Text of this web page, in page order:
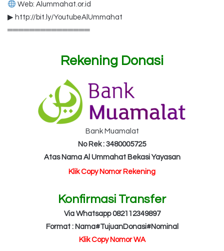
Web: Alummahat.or.id
▶ http://bit.ly/YoutubeAlUmmahat
═══════════════
Rekening Donasi
Bank Muamalat
No Rek : 3480005725
Atas Nama Al Ummahat Bekasi Yayasan
Klik Copy Nomor Rekening
Konfirmasi Transfer
Via Whatsapp 082112349897
Format : Nama#TujuanDonasi#Nominal
Klik Copy Nomor WA